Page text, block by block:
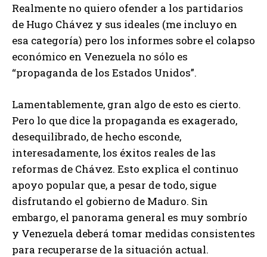
Realmente no quiero ofender a los partidarios
de Hugo Chávez y sus ideales (me incluyo en
esa categoría) pero los informes sobre el colapso
económico en Venezuela no sólo es
“propaganda de los Estados Unidos”.
Lamentablemente, gran algo de esto es cierto.
Pero lo que dice la propaganda es exagerado,
desequilibrado, de hecho esconde,
interesadamente, los éxitos reales de las
reformas de Chávez. Esto explica el continuo
apoyo popular que, a pesar de todo, sigue
disfrutando el gobierno de Maduro. Sin
embargo, el panorama general es muy sombrío
y Venezuela deberá tomar medidas consistentes
para recuperarse de la situación actual.